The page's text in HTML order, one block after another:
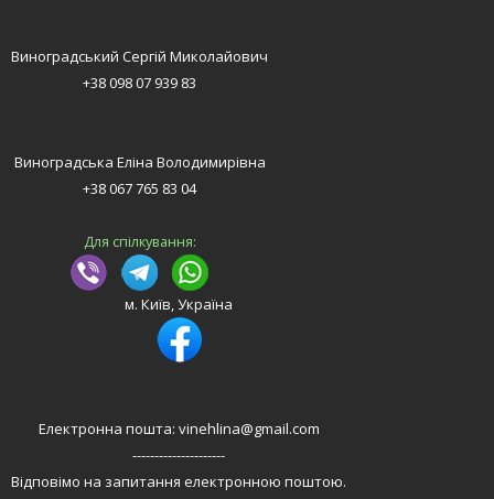
Виноградський Сергій Миколайович
+38 098 07 939 83
Виноградська Еліна Володимирівна
+38 067 765 83 04
Для спілкування:
м. Київ, Україна
Електронна пошта: vinehlina@gmail.com
---------------------
Відповімо на запитання електронною поштою.